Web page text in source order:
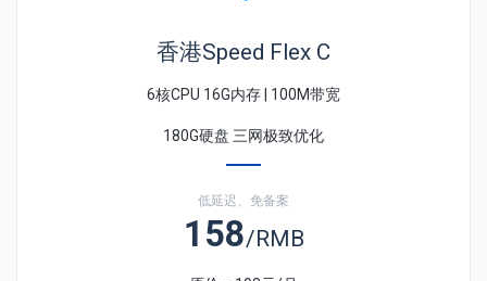
香港Speed Flex C
6核CPU 16G内存 | 100M带宽
180G硬盘 三网极致优化
低延迟、免备案
158/RMB